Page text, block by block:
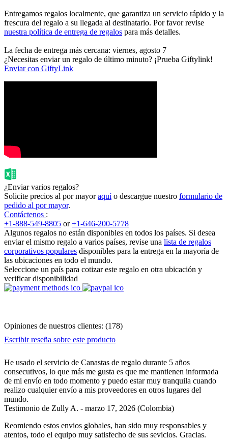
Entregamos regalos localmente, que garantiza un servicio rápido y la
frescura del regalo a su llegada al destinatario. Por favor revise
nuestra política de entrega de regalos para más detalles.
La fecha de entrega más cercana: viernes, agosto 7
¿Necesitas enviar un regalo de último minuto? ¡Prueba Giftylink!
Enviar con GiftyLink
¿Enviar varios regalos?
Solicite precios al por mayoraquío descargue nuestro formulario de
pedido al por mayor.
Contáctenos :
+1-888-549-8805 or+1-646-200-5778
Algunos regalos no están disponibles en todos los países. Si desea
enviar el mismo regalo a varios países, revise una lista de regalos
corporativos populares disponibles para la entrega en la mayoría de
las ubicaciones en todo el mundo.
Seleccione un país para cotizar este regalo en otra ubicación y
verificar disponibilidad
Opiniones de nuestros clientes: (178)
Escribir reseña sobre este producto
He usado el servicio de Canastas de regalo durante 5 años
consecutivos, lo que más me gusta es que me mantienen informada
de mi envío en todo momento y puedo estar muy tranquila cuando
realizo cualquier envío a mis proveedores en otros lugares del
mundo.
Testimonio de Zully A. - marzo 17, 2026 (Colombia)
Reomiendo estos envios globales, han sido muy responsables y
atentos, todo el equipo muy satisfecho de sus sevicios. Gracias.